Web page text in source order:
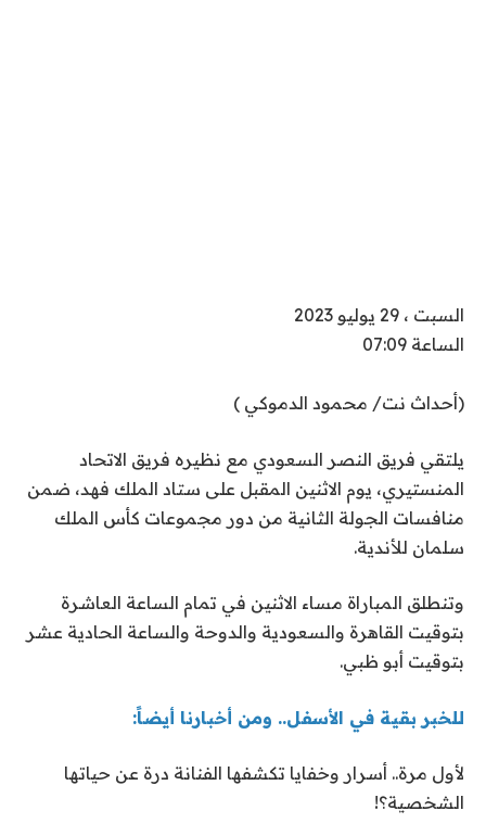
السبت ، 29 يوليو 2023
الساعة 07:09
(أحداث نت/ محمود الدموكي )
يلتقي فريق النصر السعودي مع نظيره فريق الاتحاد
المنستيري، يوم الاثنين المقبل على ستاد الملك فهد، ضمن
منافسات الجولة الثانية من دور مجموعات كأس الملك
سلمان للأندية.
وتنطلق المباراة مساء الاثنين في تمام الساعة العاشرة
بتوقيت القاهرة والسعودية والدوحة والساعة الحادية عشر
بتوقيت أبو ظبي.
للخبر بقية في الأسفل.. ومن أخبارنا أيضاً:
لأول مرة.. أسرار وخفايا تكشفها الفنانة درة عن حياتها
الشخصية؟!